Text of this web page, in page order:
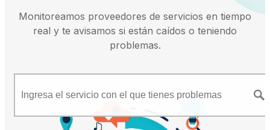
Monitoreamos proveedores de servicios en tiempo
real y te avisamos si están caídos o teniendo
problemas.